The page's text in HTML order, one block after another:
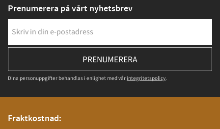
Prenumerera på vårt nyhetsbrev
PRENUMERERA
Dina personuppgifter behandlas i enlighet med vår integritetspolicy.
Fraktkostnad: